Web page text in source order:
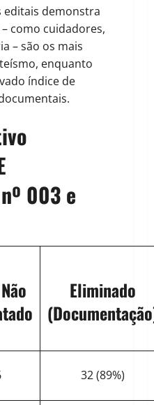
editais demonstra
como cuidadores,
– são os mais
enquanto
índice de
003 e
Eliminado
32 (89%)